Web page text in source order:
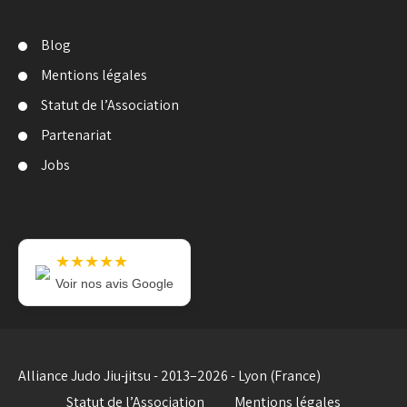
Blog
Mentions légales
Statut de l’Association
Partenariat
Jobs
★★★★★
Voir nos avis Google
Alliance Judo Jiu-jitsu - 2013–2026 - Lyon (France)
Statut de l’Association
Mentions légales